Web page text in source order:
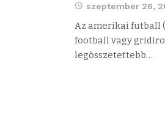
szeptember 26,
Az amerikai futball
football vagy
legösszetettebb…